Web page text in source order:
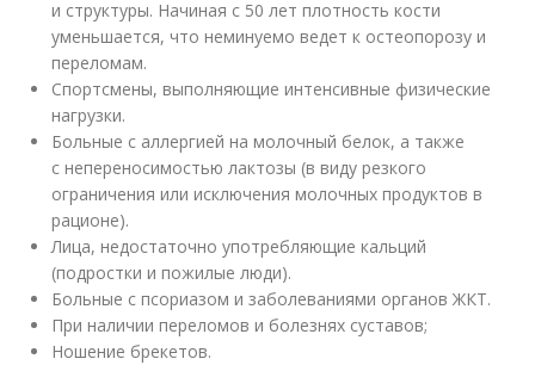
и структуры. Начиная с 50 лет плотность кости
уменьшается, что неминуемо ведет к остеопорозу и
переломам.
Спортсмены, выполняющие интенсивные физические
нагрузки.
Больные с аллергией на молочный белок, а также
с непереносимостью лактозы (в виду резкого
ограничения или исключения молочных продуктов в
рационе).
Лица, недостаточно употребляющие кальций
(подростки и пожилые люди).
Больные с псориазом и заболеваниями органов ЖКТ.
При наличии переломов и болезнях суставов;
Ношение брекетов.